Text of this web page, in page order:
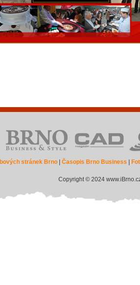
stránek Brno| Časopis Brno Business |
Copyright © 2024